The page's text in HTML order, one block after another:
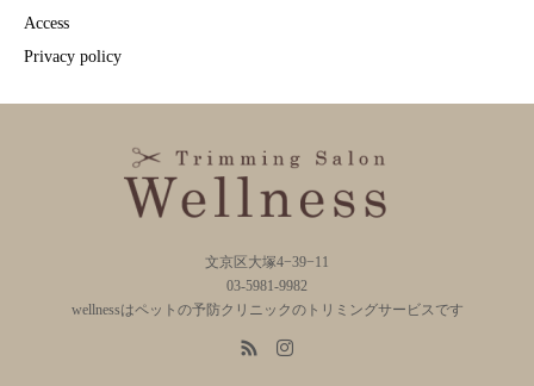
Access
Privacy policy
文京区大塚4−39−11
03-5981-9982
wellnessはペットの予防クリニックのトリミングサービスです